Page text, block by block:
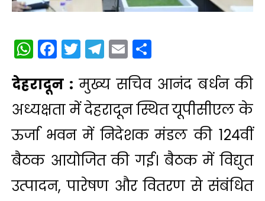
WhatsApp
Facebook
Twitter
Telegram
Email
देहरादून : मुख्य सचिव आनंद बर्धन की
अध्यक्षता में देहरादून स्थित यूपीसीएल के
ऊर्जा भवन में निदेशक मंडल की 124वीं
बैठक आयोजित की गई। बैठक में विद्युत
उत्पादन, पारेषण और वितरण से संबंधित